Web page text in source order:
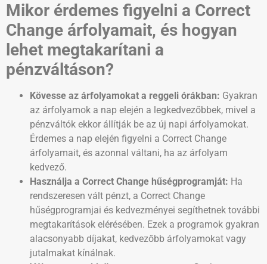
Mikor érdemes figyelni a Correct
Change árfolyamait, és hogyan
lehet megtakarítani a
pénzváltáson?
Kövesse az árfolyamokat a reggeli órákban: Gyakran
az árfolyamok a nap elején a legkedvezőbbek, mivel a
pénzváltók ekkor állítják be az új napi árfolyamokat.
Érdemes a nap elején figyelni a Correct Change
árfolyamait, és azonnal váltani, ha az árfolyam
kedvező.
Használja a Correct Change hűségprogramját: Ha
rendszeresen vált pénzt, a Correct Change
hűségprogramjai és kedvezményei segíthetnek további
megtakarítások elérésében. Ezek a programok gyakran
alacsonyabb díjakat, kedvezőbb árfolyamokat vagy
jutalmakat kínálnak.